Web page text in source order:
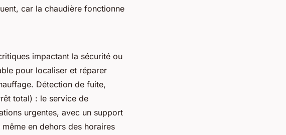
car la chaudière fonctionne
impactant la sécurité ou
pour localiser et réparer
Détection de fuite,
total) : le service de
urgentes, avec un support
en dehors des horaires